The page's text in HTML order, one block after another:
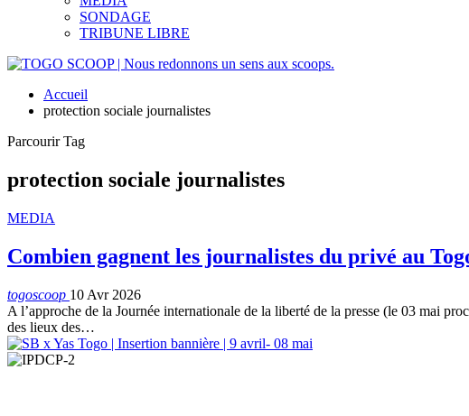
SONDAGE
TRIBUNE LIBRE
Accueil
protection sociale journalistes
Parcourir Tag
protection sociale journalistes
MEDIA
Combien gagnent les journalistes du privé au
togoscoop 10 Avr 2026
A l’approche de la Journée internationale de la liberté de la presse (le 03 mai
des lieux des…